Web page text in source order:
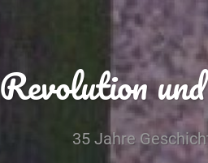
Revolution
35 Jahre